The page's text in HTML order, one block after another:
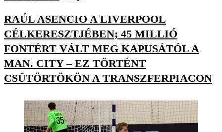
RAÚL ASENCIO A LIVERPOOL
CÉLKERESZTJÉBEN; 45 MILLIÓ
FONTÉRT VÁLT MEG KAPUSÁTÓL A
MAN. CITY – EZ TÖRTÉNT
CSÜTÖRTÖKÖN A TRANSZFERPIACON